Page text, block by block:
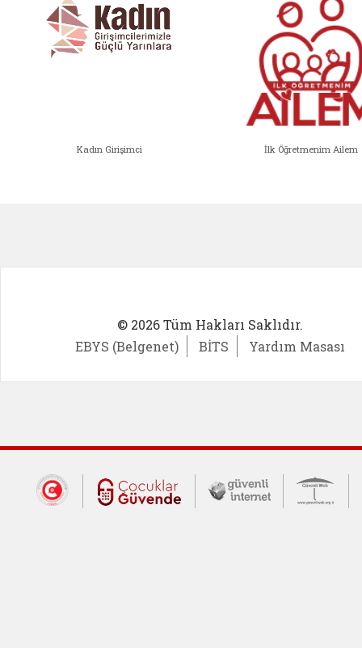
Kadın Girişimci İlk Öğretmenim Ailem
© 2026 Tüm Hakları Saklıdır.
EBYS (Belgenet)
BİTS Yardım Masası
Dış Bağlantılar
Cumhurbaşkanlığı İletişim Merkezi
Çocuklar Güvende (yeni
Güvenli